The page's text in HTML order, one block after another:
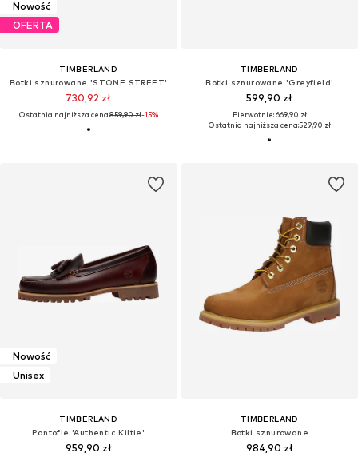
Nowość
OFERTA
TIMBERLAND
Botki sznurowane 'STONE STREET'
730,92 zł
Ostatnia najniższa cena:859,90 zł-15%
TIMBERLAND
Botki sznurowane 'Greyfield'
599,90 zł
Pierwotnie: 669,90 zł
Ostatnia najniższa cena:529,90 zł
Nowość
Unisex
TIMBERLAND
Pantofle 'Authentic Kiltie'
959,90 zł
TIMBERLAND
Botki sznurowane
984,90 zł